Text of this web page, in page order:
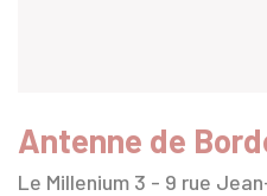
Antenne de
Le Millenium 3 - 9 rue